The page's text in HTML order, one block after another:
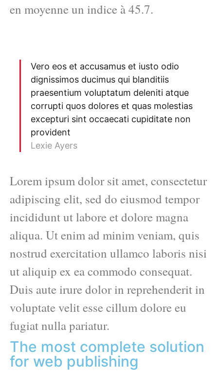
en moyenne un indice à 45.7.
Vero eos et accusamus et iusto odio
dignissimos ducimus qui blanditiis
praesentium voluptatum deleniti atque
corrupti quos dolores et quas molestias
excepturi sint occaecati cupiditate non
provident
Lexie Ayers
Lorem ipsum dolor sit amet, consectetur
adipiscing elit, sed do eiusmod tempor
incididunt ut labore et dolore magna
aliqua. Ut enim ad minim veniam, quis
nostrud exercitation ullamco laboris nisi
ut aliquip ex ea commodo consequat.
Duis aute irure dolor in reprehenderit in
voluptate velit esse cillum dolore eu
fugiat nulla pariatur.
The most complete solution
for web publishing